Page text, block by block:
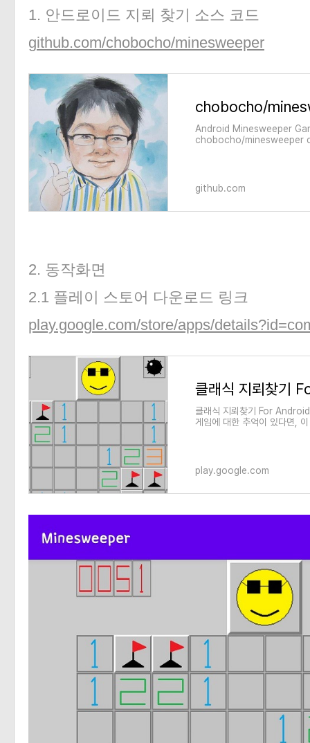
1. 안드로이드 지뢰 찾기 소스 코드
github.com/chobocho/minesweeper
chobocho/
Android Minesweeper
chobocho/minesweeper
github.com
2. 동작화면
2.1 플레이 스토어 다운로드 링크
play.google.com/store/apps/
클래식 지뢰찾기 For
게임에 대한 추억이 있다면,
play.google.com